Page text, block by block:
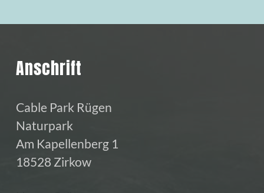
Anschrift
Cable Park Rügen
Naturpark
Am Kapellenberg 1
18528 Zirkow